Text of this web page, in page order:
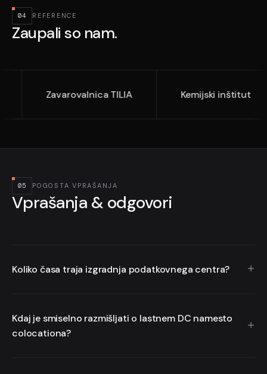
04 REFERENCE
Zaupali so nam.
Zavarovalnica TILIA Kemijski inštitut
05 POGOSTA VPRAŠANJA
Vprašanja & odgovori
Koliko časa traja izgradnja podatkovnega centra?
enot) je mogoče urediti v 4–8 tednih. Večji projekt Tier III
obsega 6–18 mesecev od idejne zasnove do prevzema.
Kdaj je smiselno razmišljati o lastnem DC namesto
colocationa?